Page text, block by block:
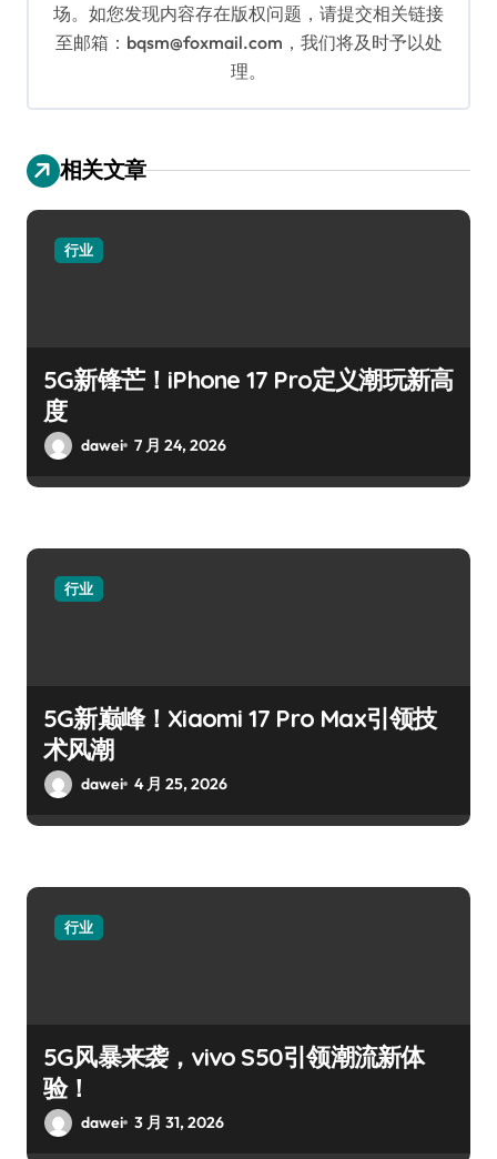
场。如您发现内容存在版权问题，请提交相关链接
至邮箱：bqsm@foxmail.com，我们将及时予以处
理。
相关文章
行业
5G新锋芒！iPhone 17 Pro定义潮玩新高
度
dawei 7 月 24, 2026
行业
5G新巅峰！Xiaomi 17 Pro Max引领技
术风潮
dawei 4 月 25, 2026
行业
5G风暴来袭，vivo S50引领潮流新体
验！
dawei 3 月 31, 2026